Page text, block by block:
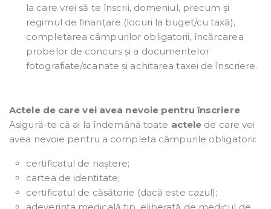
la care vrei să te înscrii, domeniul, precum și
regimul de finanțare (locuri la buget/cu taxă),
completarea câmpurilor obligatorii, încărcarea
probelor de concurs și a documentelor
fotografiate/scanate și achitarea taxei de înscriere.
Actele de care vei avea nevoie pentru înscriere
Asigură-te că ai la îndemână toate actele de care vei
avea nevoie pentru a completa câmpurile obligatorii:
certificatul de naștere;
cartea de identitate;
certificatul de căsătorie (dacă este cazul);